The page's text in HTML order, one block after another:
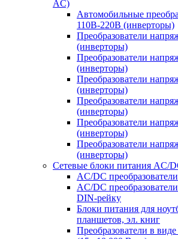
AC)
Автомобильные
110В-220В (инверторы)
Преобразователи
(инверторы)
Преобразователи
(инверторы)
Преобразователи
(инверторы)
Преобразователи
(инверторы)
Преобразователи
(инверторы)
Преобразователи
(инверторы)
Сетевые блоки питания AC/
AC/DC
AC/DC
DIN-рейку
Блоки питания для
планшетов, эл. книг
Преобразователи в